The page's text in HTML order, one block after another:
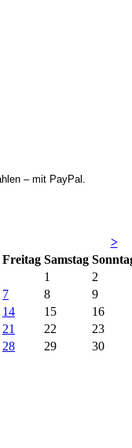
>
Freitag Samstag So
1
2
7 8
9
14 15
16
21 22
23
28 29
30